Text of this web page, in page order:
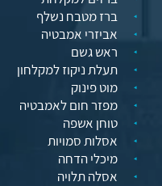
ברז מטבח נשלף
אביזרי אמבטיה
ראש גשם
תעלת ניקוז למקלחון
מוט פינוק
מפזר חום לאמבטיה
טוחן אשפה
אסלות סמויות
מיכלי הדחה
אסלה תלויה